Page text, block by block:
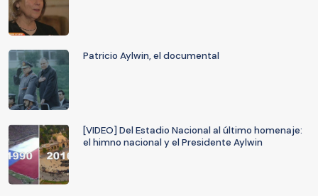
Patricio Aylwin, el documental
[VIDEO] Del Estadio Nacional al último homenaje:
el himno nacional y el Presidente Aylwin